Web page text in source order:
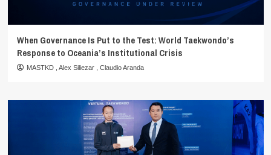
When Governance Is Put to the Test: World Taekwondo’s
Response to Oceania’s Institutional Crisis
MASTKD Alex Siliezar Claudio Aranda